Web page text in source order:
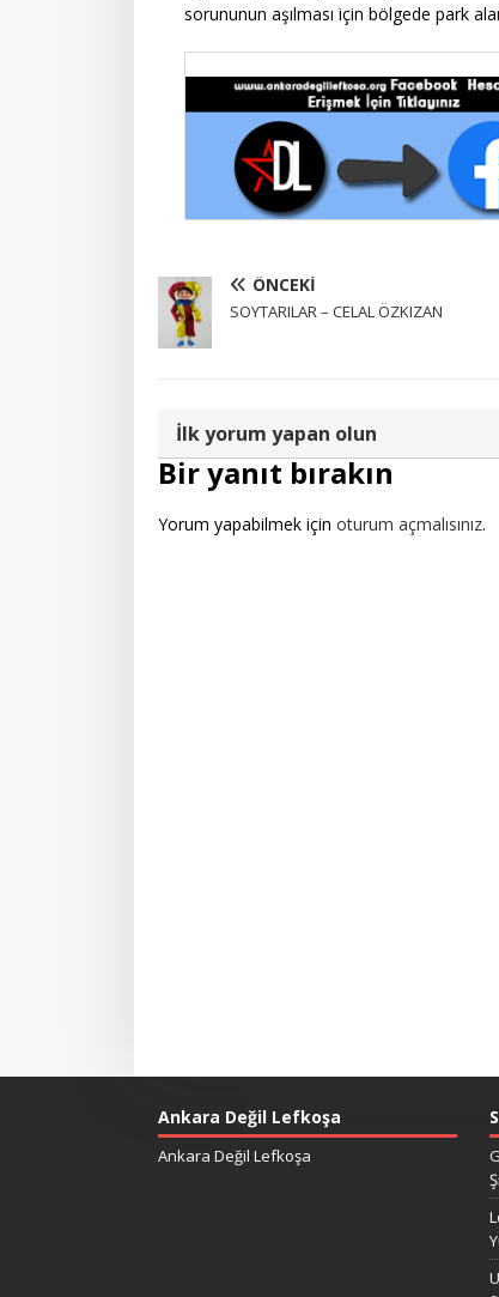
sorununun aşılması için bölgede park
ÖNCEKI
SOYTARILAR – CELAL ÖZKIZAN
İlk yorum yapan olun
Bir yanıt bırakın
Yorum yapabilmek için oturum açmalısınız.
Ankara Değil Lefkoşa
Ankara Değil Lefkoşa